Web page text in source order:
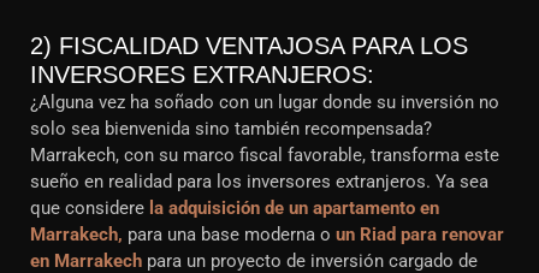
2) FISCALIDAD VENTAJOSA PARA LOS
INVERSORES EXTRANJEROS:
¿Alguna vez ha soñado con un lugar donde su inversión no
solo sea bienvenida sino también recompensada?
Marrakech, con su marco fiscal favorable, transforma este
sueño en realidad para los inversores extranjeros. Ya sea
que considere la adquisición de un apartamento en
Marrakech, para una base moderna o un Riad para renovar
en Marrakech para un proyecto de inversión cargado de